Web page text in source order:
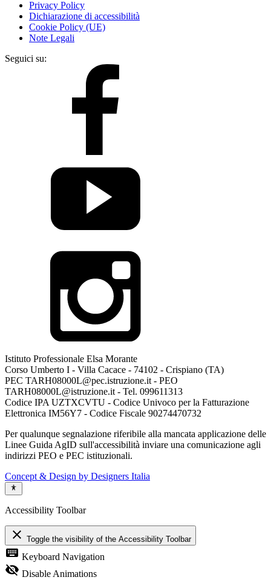
Privacy Policy
Dichiarazione di accessibilità
Cookie Policy (UE)
Note Legali
Seguici su:
Istituto Professionale Elsa Morante
Corso Umberto I - Villa Cacace - 74102 - Crispiano (TA)
PEC TARH08000L@pec.istruzione.it - PEO
TARH08000L@istruzione.it - Tel. 099611313
Codice IPA UZTXCVTU - Codice Univoco per la Fatturazione
Elettronica IM56Y7 - Codice Fiscale 90274470732
Per qualunque segnalazione riferibile alla mancata applicazione delle
Linee Guida AgID sull'accessibilità inviare una comunicazione agli
indirizzi PEO e PEC istituzionali.
Concept & Design by Designers Italia
Accessibility Toolbar
close Toggle the visibility of the Accessibility Toolbar
keyboard Keyboard Navigation
visibility_off Disable Animations